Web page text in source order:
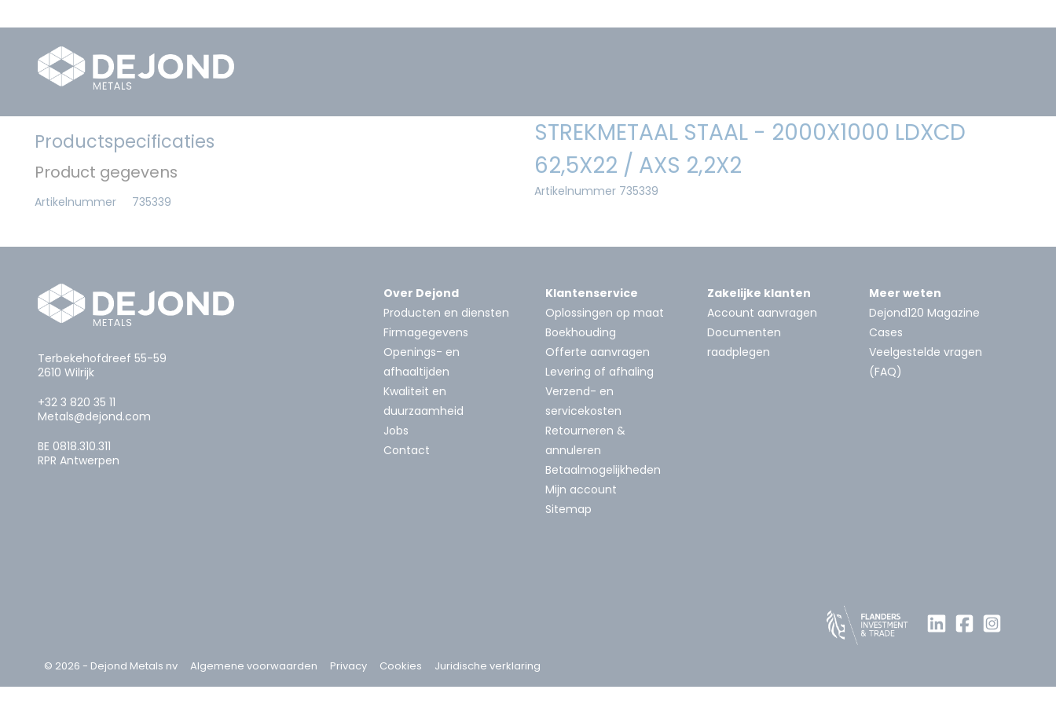
Productspecificaties
Product gegevens
Artikelnummer 735339
STREKMETAAL STAAL - 2000X1000 LDXCD
62,5X22 / AXS 2,2X2
Artikelnummer 735339
Terbekehofdreef 55-59
2610 Wilrijk
+32 3 820 35 11
Metals@dejond.com
BE 0818.310.311
RPR Antwerpen
Over Dejond
Producten en diensten
Firmagegevens
Openings- en
afhaaltijden
Kwaliteit en
duurzaamheid
Jobs
Contact
Klantenservice
Oplossingen op maat
Boekhouding
Offerte aanvragen
Levering of afhaling
Verzend- en
servicekosten
Retourneren &
annuleren
Betaalmogelijkheden
Mijn account
Sitemap
Zakelijke klanten
Account aanvragen
Documenten
raadplegen
Meer weten
Dejond120 Magazine
Cases
Veelgestelde vragen
(FAQ)
© 2026 - Dejond Metals nv Algemene voorwaarden Privacy Cookies Juridische verklaring